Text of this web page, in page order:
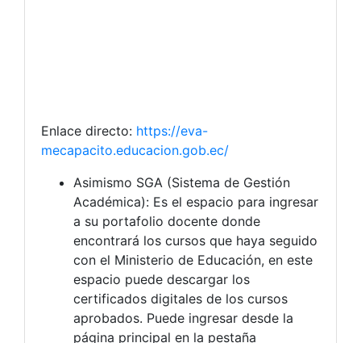
Enlace directo: https://eva-
mecapacito.educacion.gob.ec/
Asimismo SGA (Sistema de Gestión
Académica): Es el espacio para ingresar
a su portafolio docente donde
encontrará los cursos que haya seguido
con el Ministerio de Educación, en este
espacio puede descargar los
certificados digitales de los cursos
aprobados. Puede ingresar desde la
página principal en la pestaña